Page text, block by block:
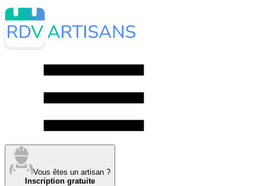
Vous êtes un artisan ?
Inscription gratuite